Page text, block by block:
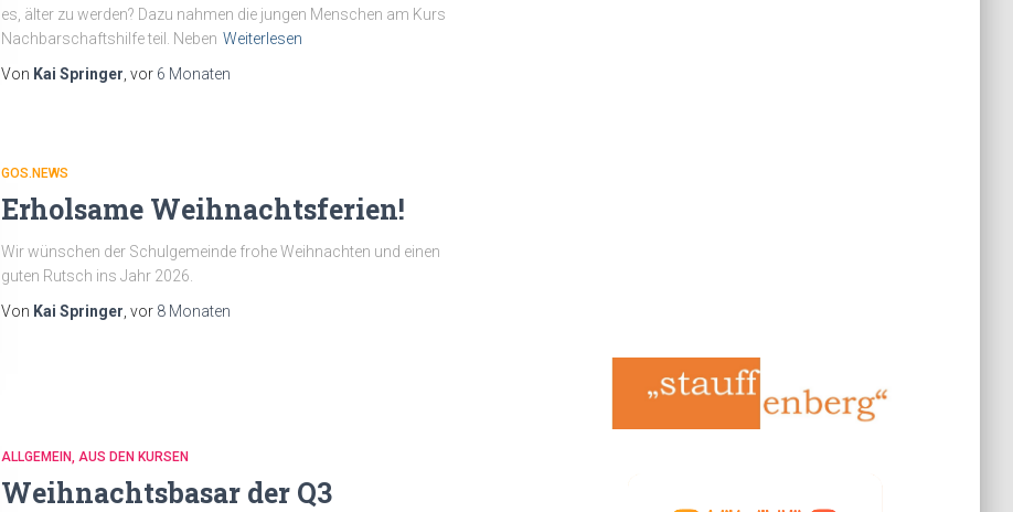
es, älter zu werden? Dazu nahmen die jungen Menschen am Kurs
Nachbarschaftshilfe teil. Neben Weiterlesen
Von Kai Springer , vor 6 Monaten
GOS.NEWS
Erholsame Weihnachtsferien!
Wir wünschen der Schulgemeinde frohe Weihnachten und einen
guten Rutsch ins Jahr 2026.
Von Kai Springer , vor 8 Monaten
ALLGEMEIN AUS DEN KURSEN
Weihnachtsbasar der Q3